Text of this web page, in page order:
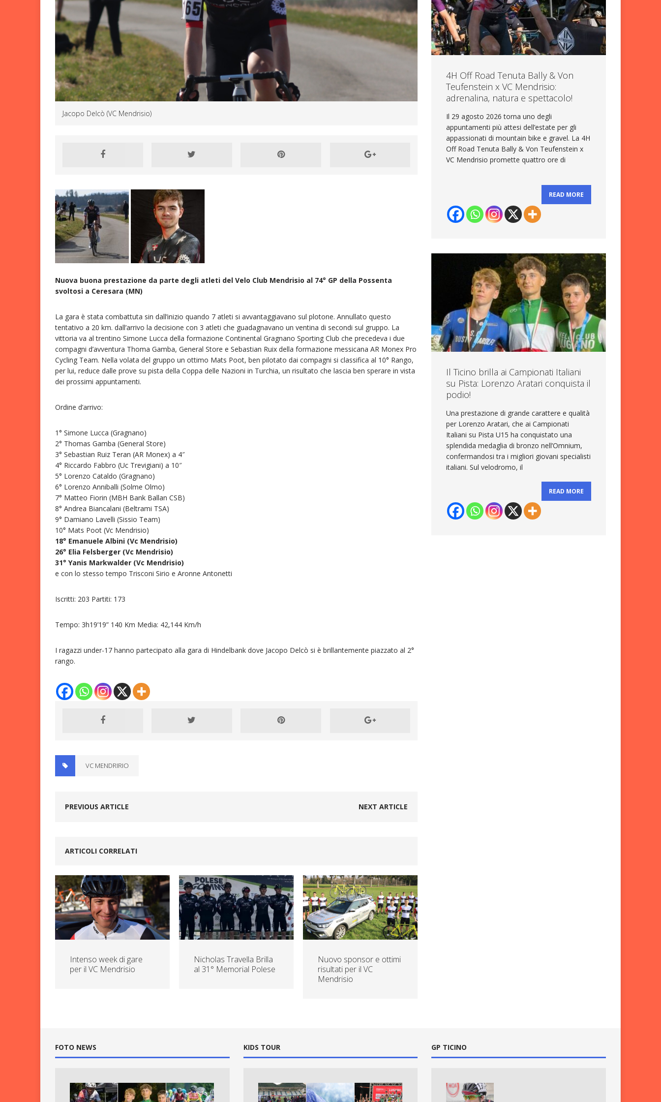
Nazionali, segnali positivi per il team CYCLING NEWS
[ 6 Agosto 2026 ] 4H Off Road Tenuta Bally & Von Teufenstein x VC
Mendrisio: adrenalina, natura e spettacolo!
Jacopo Delcò (VC Mendrisio)
Nuova buona prestazione da parte degli atleti del Velo Club Mendrisio al 74° GP della Possenta
svoltosi a Ceresara (MN)
La gara è stata combattuta sin dall’inizio quando 7 atleti si avvantaggiavano sul plotone. Annullato questo
tentativo a 20 km. dall’arrivo la decisione con 3 atleti che guadagnavano un ventina di secondi sul gruppo. La
vittoria va al trentino Simone Lucca della formazione Continental Gragnano Sporting Club che precedeva i due
compagni d’avventura Thoma Gamba, General Store e Sebastian Ruix della formazione messicana AR Monex Pro
Cycling Team. Nella volata del gruppo un ottimo Mats Poot, ben pilotato dai compagni si classifica al 10° Rango,
per lui, reduce dalle prove su pista della Coppa delle Nazioni in Turchia, un risultato che lascia ben sperare in vista
dei prossimi appuntamenti.
Ordine d’arrivo:
1° Simone Lucca (Gragnano)
2° Thomas Gamba (General Store)
3° Sebastian Ruiz Teran (AR Monex) a 4″
4° Riccardo Fabbro (Uc Trevigiani) a 10″
5° Lorenzo Cataldo (Gragnano)
6° Lorenzo Anniballi (Solme Olmo)
7° Matteo Fiorin (MBH Bank Ballan CSB)
8° Andrea Biancalani (Beltrami TSA)
9° Damiano Lavelli (Sissio Team)
10° Mats Poot (Vc Mendrisio)
18° Emanuele Albini (Vc Mendrisio)
26° Elia Felsberger (Vc Mendrisio)
31° Yanis Markwalder (Vc Mendrisio)
e con lo stesso tempo Trisconi Sirio e Aronne Antonetti
Iscritti: 203 Partiti: 173
Tempo: 3h19’19” 140 Km Media: 42,144 Km/h
I ragazzi under-17 hanno partecipato alla gara di Hindelbank dove Jacopo Delcò si è brillantemente piazzato al 2°
rango.
VC MENDRIRIO
PREVIOUS ARTICLE NEXT ARTICLE
ARTICOLI CORRELATI
Intenso week di gare
per il VC Mendrisio
Nicholas Travella Brilla
al 31° Memorial Polese
Nuovo sponsor e ottimi
risultati per il VC
Mendrisio
4H Off Road Tenuta Bally & Von
Teufenstein x VC Mendrisio:
adrenalina, natura e spettacolo!
Il 29 agosto 2026 torna uno degli
appuntamenti più attesi dell’estate per gli
appassionati di mountain bike e gravel. La 4H
Off Road Tenuta Bally & Von Teufenstein x
VC Mendrisio promette quattro ore di
READ MORE
Il Ticino brilla ai Campionati Italiani
su Pista: Lorenzo Aratari conquista il
podio!
Una prestazione di grande carattere e qualità
per Lorenzo Aratari, che ai Campionati
Italiani su Pista U15 ha conquistato una
splendida medaglia di bronzo nell’Omnium,
confermandosi tra i migliori giovani specialisti
italiani. Sul velodromo, il
READ MORE
FOTO NEWS KIDS TOUR GP TICINO